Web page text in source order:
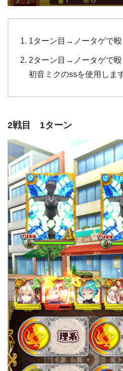
1ターン目→ノータゲで殴
2ターン目→ノータゲで殴
初音ミクのssを使用します
2戦目 1ターン